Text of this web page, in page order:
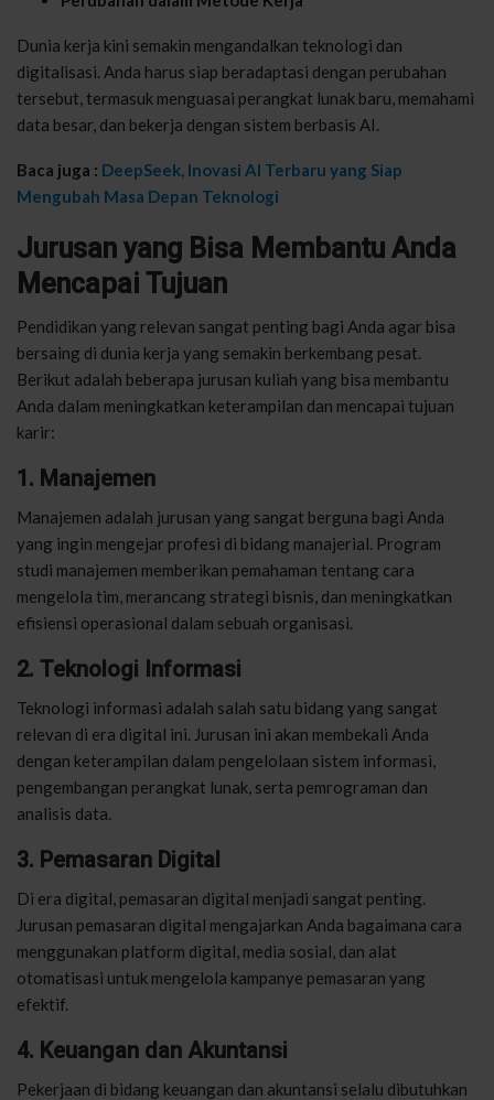
Dunia kerja kini semakin mengandalkan teknologi dan
digitalisasi. Anda harus siap beradaptasi dengan perubahan
tersebut, termasuk menguasai perangkat lunak baru, memahami
data besar, dan bekerja dengan sistem berbasis AI.
Baca juga : DeepSeek, Inovasi AI Terbaru yang Siap
Mengubah Masa Depan Teknologi
Jurusan yang Bisa Membantu Anda
Mencapai Tujuan
Pendidikan yang relevan sangat penting bagi Anda agar bisa
bersaing di dunia kerja yang semakin berkembang pesat.
Berikut adalah beberapa jurusan kuliah yang bisa membantu
Anda dalam meningkatkan keterampilan dan mencapai tujuan
karir:
1. Manajemen
Manajemen adalah jurusan yang sangat berguna bagi Anda
yang ingin mengejar profesi di bidang manajerial. Program
studi manajemen memberikan pemahaman tentang cara
mengelola tim, merancang strategi bisnis, dan meningkatkan
efisiensi operasional dalam sebuah organisasi.
2. Teknologi Informasi
Teknologi informasi adalah salah satu bidang yang sangat
relevan di era digital ini. Jurusan ini akan membekali Anda
dengan keterampilan dalam pengelolaan sistem informasi,
pengembangan perangkat lunak, serta pemrograman dan
analisis data.
3. Pemasaran Digital
Di era digital, pemasaran digital menjadi sangat penting.
Jurusan pemasaran digital mengajarkan Anda bagaimana cara
menggunakan platform digital, media sosial, dan alat
otomatisasi untuk mengelola kampanye pemasaran yang
efektif.
4. Keuangan dan Akuntansi
Pekerjaan di bidang keuangan dan akuntansi selalu dibutuhkan